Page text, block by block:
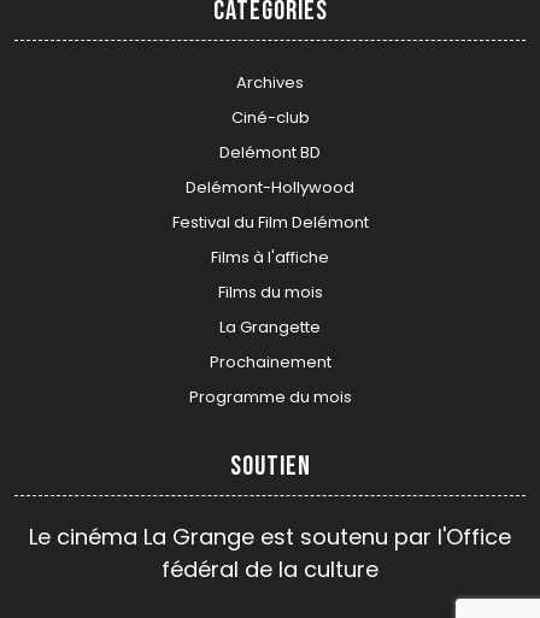
Categories
Archives
Ciné-club
Delémont BD
Delémont-Hollywood
Festival du Film Delémont
Films à l'affiche
Films du mois
La Grangette
Prochainement
Programme du mois
Soutien
Le cinéma La Grange est soutenu par l'Office
fédéral de la culture